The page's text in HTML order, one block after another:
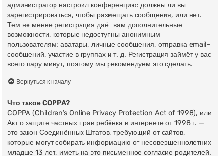
администратор настроил конференцию: должны ли вы
зарегистрироваться, чтобы размещать сообщения, или нет.
Тем не менее регистрация даёт вам дополнительные
возможности, которые недоступны анонимным
пользователям: аватары, личные сообщения, отправка email-
сообщений, участие в группах и т. д. Регистрация займёт у вас
всего пару минут, поэтому мы рекомендуем это сделать.
Вернуться к началу
Что такое COPPA?
COPPA (Children’s Online Privacy Protection Act of 1998), или
Акт о защите частных прав ребёнка в интернете от 1998 г. —
это закон Соединённых Штатов, требующий от сайтов,
которые могут собирать информацию от несовершеннолетних
младше 13 лет, иметь на это письменное согласие родителей.